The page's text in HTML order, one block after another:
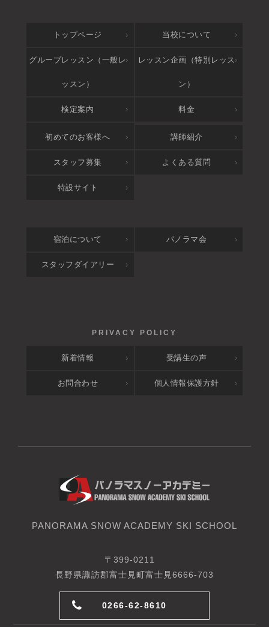
トップページ 当校について
グループレッスン（一般レ
ッスン）
レッスン企画（特別レッス
ン）
検定案内 料金
アクセス
初めてのお客様へ 講師紹介
スタッフ募集 よくある質問
特設サイト
宿泊について パノラマ会
スタッフダイアリー
新着情報 受講生の声
お問合わせ 個人情報保護方針
PANORAMA SNOW ACADEMY SKI SCHOOL
〒399-0211
長野県諏訪郡富士見町富士見6666-703
0266-62-8610